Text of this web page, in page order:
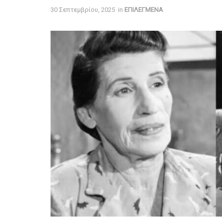
30 Σεπτεμβρίου, 2025 in ΕΠΙΛΕΓΜΕΝΑ